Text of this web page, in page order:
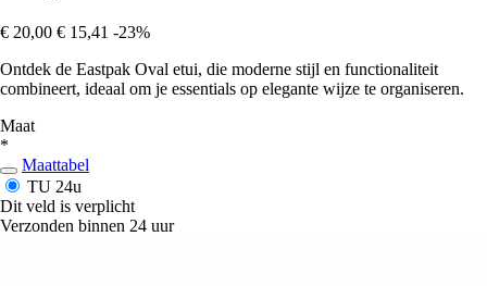
€ 20,00 € 15,41 -23%
Ontdek de Eastpak Oval etui, die moderne stijl en functionaliteit
combineert, ideaal om je essentials op elegante wijze te organiseren.
Maat
*
Maattabel
TU 24u
Dit veld is verplicht
Verzonden binnen 24 uur